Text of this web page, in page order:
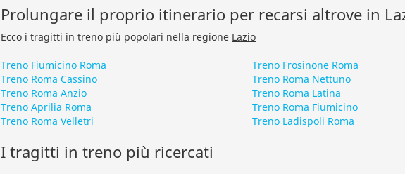
Prolungare il proprio itinerario per recarsi altrove in
Ecco i tragitti in treno più popolari nella regione Lazio
Treno Fiumicino Roma
Treno Roma Cassino
Treno Roma Anzio
Treno Aprilia Roma
Treno Roma Velletri
Treno Frosinone Roma
Treno Roma Nettuno
Treno Roma Latina
Treno Roma Fiumicino
Treno Ladispoli Roma
I tragitti in treno più ricercati